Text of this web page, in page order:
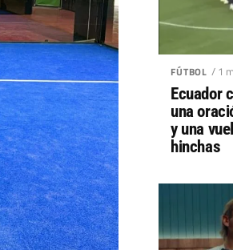
FÚTBOL / 1
Ecuador
una
y una
hinchas